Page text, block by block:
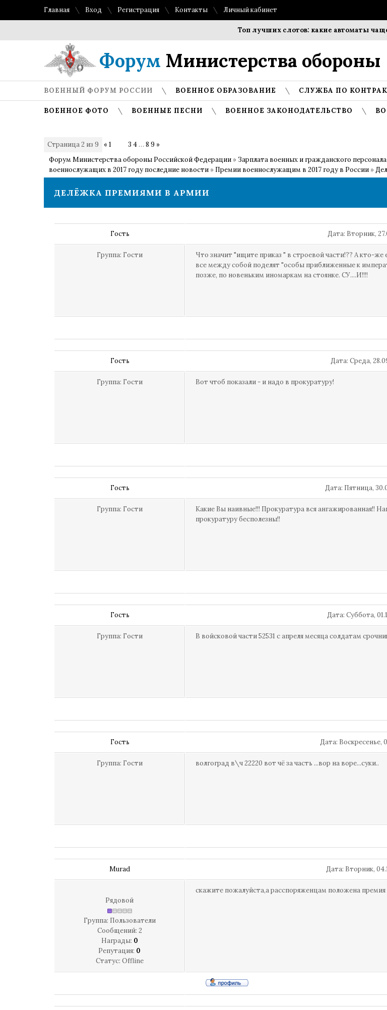
Главная Вход Регистрация Контакты Личный кабинет
Топ лучших слотов: какие автоматы чаще
Форум Министерства обороны
ВОЕННЫЙ ФОРУМ РОССИИ ВОЕННОЕ ОБРАЗОВАНИЕ СЛУЖБА ПО
ВОЕННОЕ ФОТО ВОЕННЫЕ ПЕСНИ ВОЕННОЕ ЗАКОНОДАТЕЛЬСТВО
Страница2 из 9 « 1 3 4 … 8 9 »
Форум Министерства обороны Российской Федерации » Зарплата военных и гражданского
военнослужащих в 2017 году последние новости » Премии военнослужащим в 2017 году в России »
ДЕЛЁЖКА ПРЕМИЯМИ В АРМИИ
Гость Дата: Вторник,
Группа: Гости
Что значит "ищите приказ " в строевой части!?? А кто-
все между собой поделят "особы приближенные к
позже, по новеньким иномаркам на стоянке. СУ....И!!!!
Гость Дата: Среда,
Группа: Гости Вот чтоб показали - и надо в прокуратуру!
Гость Дата: Пятница,
Группа: Гости
Какие Вы наивные!!! Прокуратура вся ангажированная!!
прокуратуру бесполезны!!
Гость Дата: Суббота,
Группа: Гости В войсковой части 52531 с апреля месяца солдатам
Гость Дата: Воскресенье,
Группа: Гости волгоград в\ч 22220 вот чё за часть ...вор на воре...суки..
Murad Дата: Вторник,
Рядовой
Группа: Пользователи
Сообщений: 2
Награды: 0
Репутация: 0
Статус: Offline
скажите пожалуйста,а расспоряженцам положена премия